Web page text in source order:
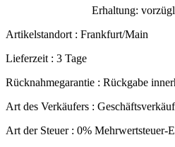
Erhaltung:
Artikelstandort : Frankfurt/Main
Lieferzeit : 3 Tage
Rücknahmegarantie : Rückgabe
Art des Verkäufers :
Art der Steuer : 0% Mehrwertsteuer-